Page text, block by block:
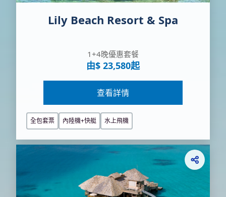
Lily Beach Resort & Spa
1+4晚優惠套餐
由$ 23,580起
查看詳情
全包套票 內陸機+快艇 水上飛機